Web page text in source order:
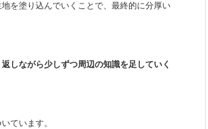
を塗り込んでいくことで、最終的に分厚い
しながら少しずつ周辺の知識を足していく
ています。